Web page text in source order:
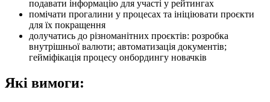
подавати інформацію для участі у рейтингах
помічати прогалини у процесах та ініціювати проєкти
для їх покращення
долучатись до різноманітних проєктів: розробка
внутрішньої валюти; автоматизація документів;
гейміфікація процесу онбордингу новачків
Які вимоги: